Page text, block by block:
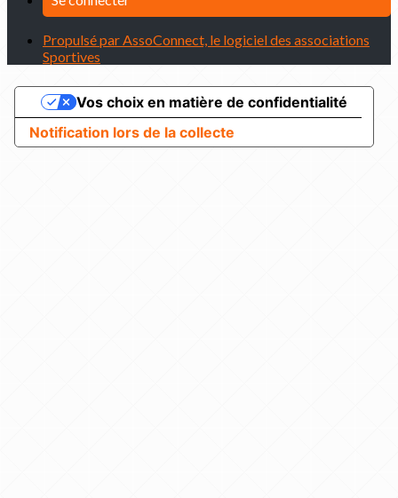
Propulsé par AssoConnect, le logiciel des associations
Sportives
Notification lors de la collecte
Vos choix en matière de confidentialité